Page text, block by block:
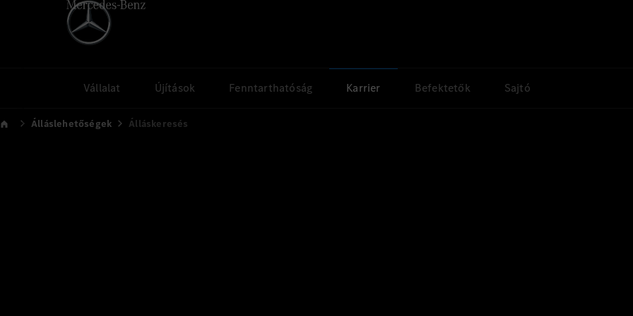
Vállalat Újítások Fenntarthatóság Karrier Befektetők Sajtó
Álláslehetőségek Álláskeresés